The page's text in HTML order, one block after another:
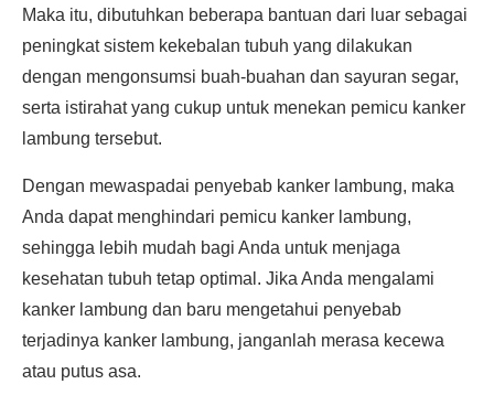
Maka itu, dibutuhkan beberapa bantuan dari luar sebagai
peningkat sistem kekebalan tubuh yang dilakukan
dengan mengonsumsi buah-buahan dan sayuran segar,
serta istirahat yang cukup untuk menekan pemicu kanker
lambung tersebut.
Dengan mewaspadai penyebab kanker lambung, maka
Anda dapat menghindari pemicu kanker lambung,
sehingga lebih mudah bagi Anda untuk menjaga
kesehatan tubuh tetap optimal. Jika Anda mengalami
kanker lambung dan baru mengetahui penyebab
terjadinya kanker lambung, janganlah merasa kecewa
atau putus asa.